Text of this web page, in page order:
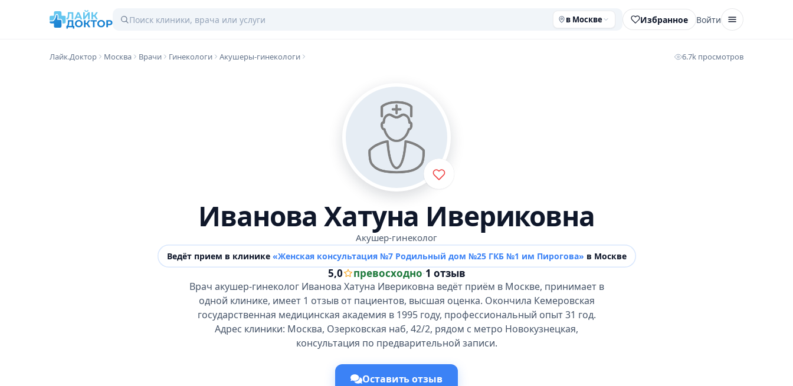
в Москве Избранное Войти
Лайк.Доктор Москва Врачи Гинекологи Акушеры-гинекологи 6.7k просмотров
Иванова Хатуна Ивериковна
Акушер-гинеколог
Ведёт прием в клинике «Женская консультация №7 Родильный дом №25 ГКБ №1 им Пирогова» в Москве
5,0 превосходно·1 отзыв
Врач акушер-гинеколог Иванова Хатуна Ивериковна ведёт приём в Москве, принимает в
одной клинике, имеет 1 отзыв от пациентов, высшая оценка. Окончила Кемеровская
государственная медицинская академия в 1995 году, профессиональный опыт 31 год.
Адрес клиники: Москва, Озерковская наб, 42/2, рядом с метро Новокузнецкая,
консультация по предварительной записи.
Оставить отзыв